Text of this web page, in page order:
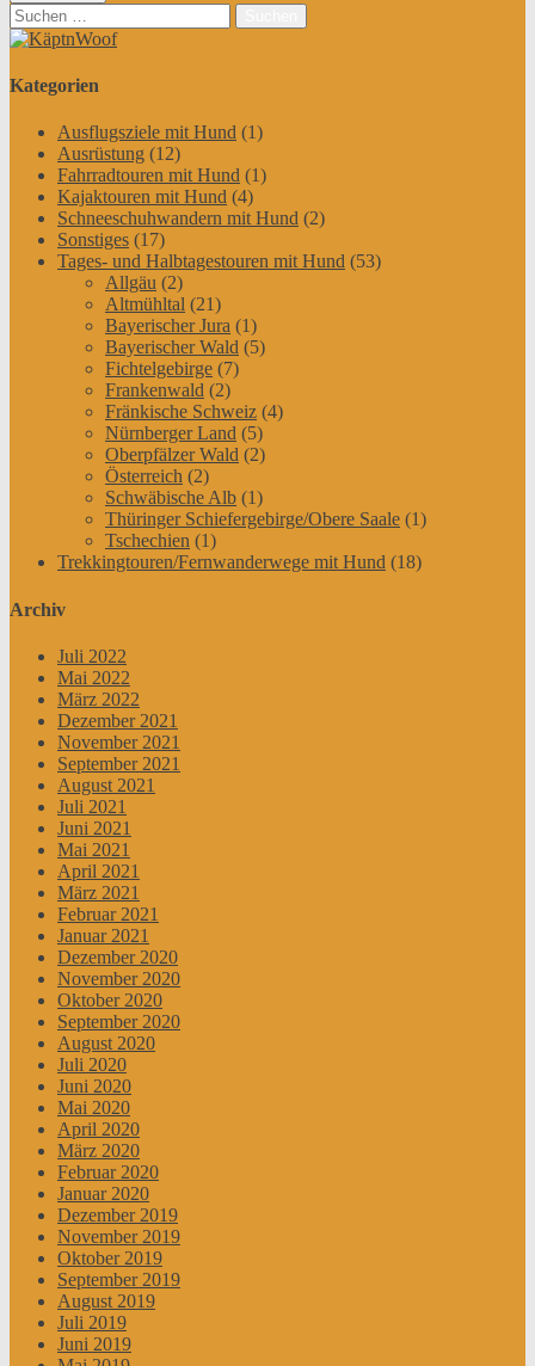
Suchen
nach:
Kategorien
Ausflugsziele mit Hund (1)
Ausrüstung (12)
Fahrradtouren mit Hund (1)
Kajaktouren mit Hund (4)
Schneeschuhwandern mit Hund (2)
Sonstiges (17)
Tages- und Halbtagestouren mit Hund (53)
Allgäu (2)
Altmühltal (21)
Bayerischer Jura (1)
Bayerischer Wald (5)
Fichtelgebirge (7)
Frankenwald (2)
Fränkische Schweiz (4)
Nürnberger Land (5)
Oberpfälzer Wald (2)
Österreich (2)
Schwäbische Alb (1)
Thüringer Schiefergebirge/Obere Saale (1)
Tschechien (1)
Trekkingtouren/Fernwanderwege mit Hund (18)
Archiv
Juli 2022
Mai 2022
März 2022
Dezember 2021
November 2021
September 2021
August 2021
Juli 2021
Juni 2021
Mai 2021
April 2021
März 2021
Februar 2021
Januar 2021
Dezember 2020
November 2020
Oktober 2020
September 2020
August 2020
Juli 2020
Juni 2020
Mai 2020
April 2020
März 2020
Februar 2020
Januar 2020
Dezember 2019
November 2019
Oktober 2019
September 2019
August 2019
Juli 2019
Juni 2019